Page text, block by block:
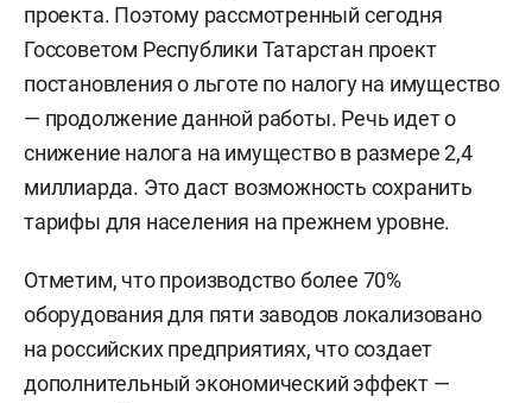
проекта. Поэтому рассмотренный сегодня
Госсоветом Республики Татарстан проект
постановления о льготе по налогу на имущество
— продолжение данной работы. Речь идет о
снижение налога на имущество в размере 2,4
миллиарда. Это даст возможность сохранить
тарифы для населения на прежнем уровне.
Отметим, что производство более 70%
оборудования для пяти заводов локализовано
на российских предприятиях, что создает
дополнительный экономический эффект —